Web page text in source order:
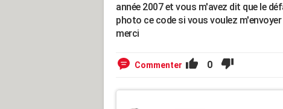
année 2007 et vous m'avez dit que le
photo ce code si vous voulez
merci
Commenter 0